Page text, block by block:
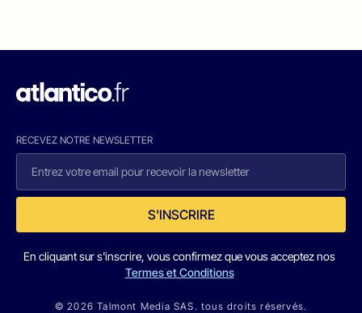
RECEVEZ NOTRE NEWSLETTER
S'INSCRIRE
En cliquant sur s'inscrire, vous confirmez que vous acceptez nos
Termes et Conditions
© 2026 Talmont Media SAS. tous droits réservés.